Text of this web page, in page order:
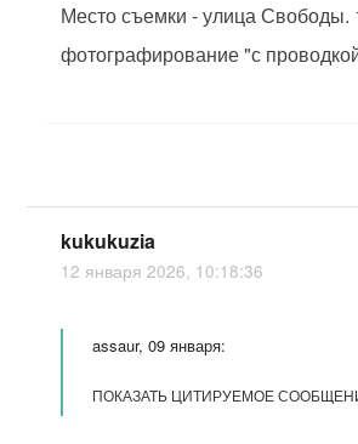
Место съемки - улица
фотографирование "с
kukukuzia
12 января 2026, 10:18:36
assaur, 09 января:
ПОКАЗАТЬ ЦИТИРУЕМОЕ